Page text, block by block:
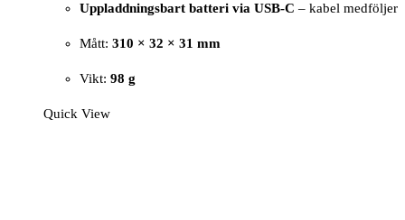
Uppladdningsbart batteri via USB-C – kabel medföljer
Mått: 310 × 32 × 31 mm
Vikt: 98 g
Quick View